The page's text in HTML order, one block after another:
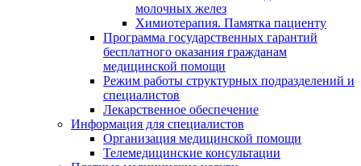
молочных желез
Химиотерапия. Памятка пациенту
Программа государственных гарантий
бесплатного оказания гражданам
медицинской помощи
Режим работы структурных подразделений и
специалистов
Лекарственное обеспечение
Информация для специалистов
Организация медицинской помощи
Телемедицинские консультации